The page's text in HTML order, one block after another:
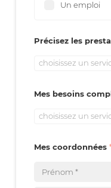
Un emploi
Précisez les
choisissez un
Mes besoins
choisissez un
Mes coordonnées